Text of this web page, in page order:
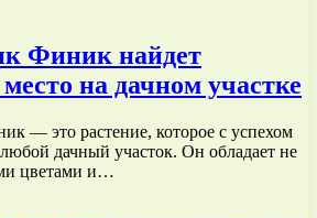
Финик найдет
на дачном участке
— это растение, которое с успехом
дачный участок. Он обладает не
цветами и…